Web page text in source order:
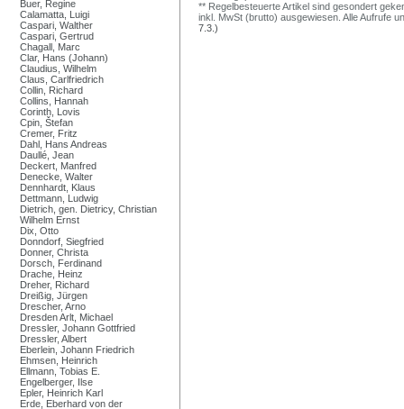
Buer, Regine
Calamatta, Luigi
Caspari, Walther
Caspari, Gertrud
Chagall, Marc
Clar, Hans (Johann)
Claudius, Wilhelm
Claus, Carlfriedrich
Collin, Richard
Collins, Hannah
Corinth, Lovis
Cpin, Štefan
Cremer, Fritz
Dahl, Hans Andreas
Daullé, Jean
Deckert, Manfred
Denecke, Walter
Dennhardt, Klaus
Dettmann, Ludwig
Dietrich, gen. Dietricy, Christian
Wilhelm Ernst
Dix, Otto
Donndorf, Siegfried
Donner, Christa
Dorsch, Ferdinand
Drache, Heinz
Dreher, Richard
Dreißig, Jürgen
Drescher, Arno
Dresden Arlt, Michael
Dressler, Johann Gottfried
Dressler, Albert
Eberlein, Johann Friedrich
Ehmsen, Heinrich
Ellmann, Tobias E.
Engelberger, Ilse
Epler, Heinrich Karl
Erde, Eberhard von der
** Regelbesteuerte Artikel sind gesondert
inkl. MwSt (brutto) ausgewiesen. Alle Aufrufe
7.3.)